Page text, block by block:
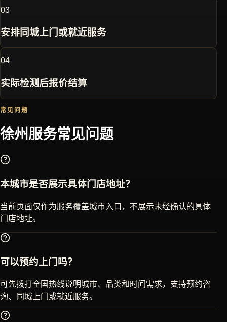
03
安排同城上门或就近服务
04
实际检测后报价结算
常见问题
徐州服务常见问题
本城市是否展示具体门店地址？
当前页面仅作为服务覆盖城市入口，不展示未经确认的具体
门店地址。
可以预约上门吗？
可先拨打全国热线说明城市、品类和时间需求，支持预约咨
询、同城上门或就近服务。